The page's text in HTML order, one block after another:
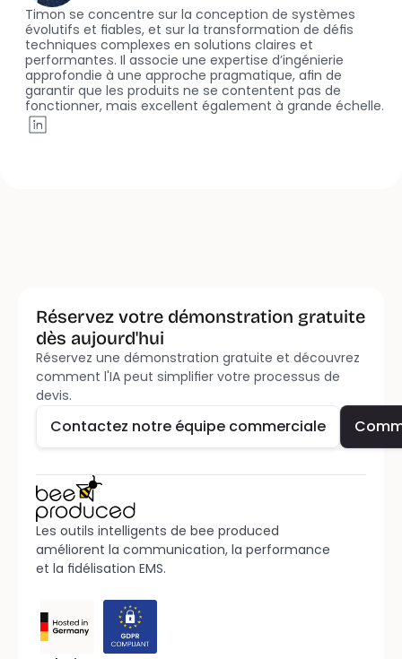
Timon se concentre sur la conception de systèmes
évolutifs et fiables, et sur la transformation de défis
techniques complexes en solutions claires et
performantes. Il associe une expertise d’ingénierie
approfondie à une approche pragmatique, afin de
garantir que les produits ne se contentent pas de
fonctionner, mais excellent également à grande échelle.
Réservez votre démonstration gratuite
dès aujourd'hui
Réservez une démonstration gratuite et découvrez
comment l'IA peut simplifier votre processus de
devis.
Contactez notre équipe commerciale
Contactez notre équipe commerciale
Les outils intelligents de bee produced
améliorent la communication, la performance
et la fidélisation EMS.